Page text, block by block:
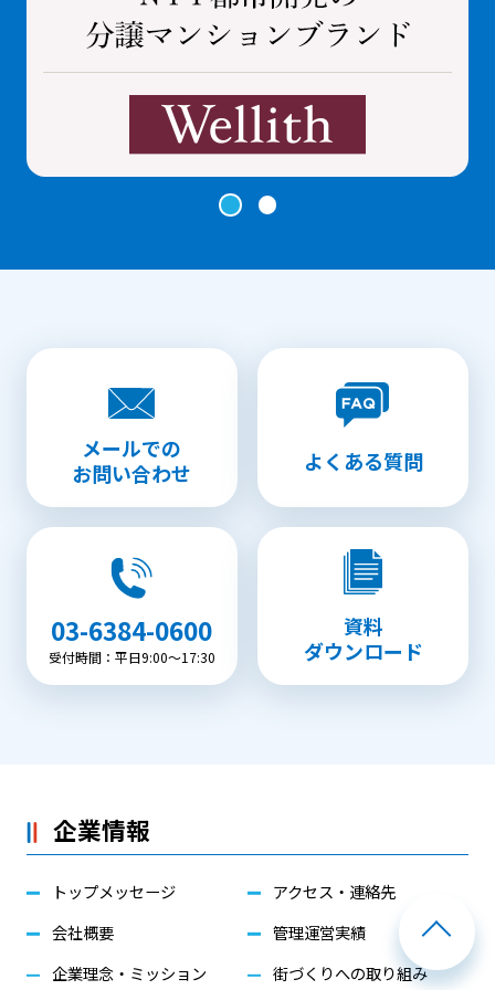
メールでの
お問い合わせ
よくある質問
03-6384-0600
受付時間：平日9:00〜17:30
資料
ダウンロード
企業情報
トップメッセージ
会社概要
企業理念・ミッション
アクセス・連絡先
管理運営実績
街づくりへの取り組み